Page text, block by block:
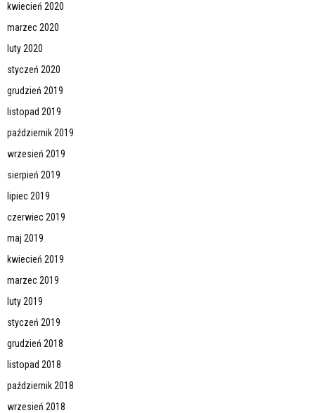
kwiecień 2020
marzec 2020
luty 2020
styczeń 2020
grudzień 2019
listopad 2019
październik 2019
wrzesień 2019
sierpień 2019
lipiec 2019
czerwiec 2019
maj 2019
kwiecień 2019
marzec 2019
luty 2019
styczeń 2019
grudzień 2018
listopad 2018
październik 2018
wrzesień 2018